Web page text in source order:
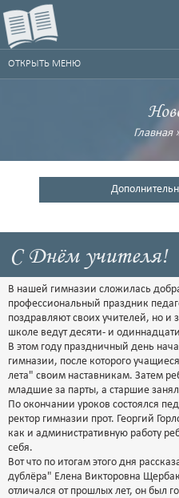
ОТКРЫТЬ МЕНЮ
Главная
С Днём учителя!
В нашей гимназии сложилась
профессиональный праздник
поздравляют своих учителей, но
школе ведут десяти- и
В этом году праздничный день
гимназии, после которого
лета" своим наставникам. Затем
младшие за парты, а старшие
По окончании уроков состоялся
ректор гимназии прот. Георгий
как и административную работу
себя.
Вот что по итогам этого дня
дублёра" Елена Викторовна
отличался от прошлых лет, он был